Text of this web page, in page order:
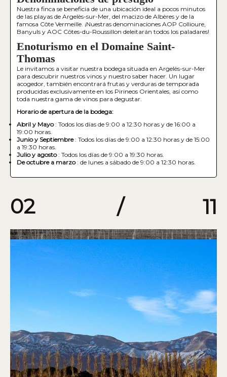
Nuestra finca se beneficia de una ubicación ideal a pocos minutos
de las playas de Argelès-sur-Mer, del macizo de Albères y de la
famosa Côte Vermeille. ¡Nuestras denominaciones AOP Collioure,
Banyuls y AOC Côtes-du-Roussillon deleitarán todos los paladares!
Enoturismo en el Domaine Saint-
Thomas
Le invitamos a visitar nuestra bodega situada en Argelès-sur-Mer
para descubrir nuestros vinos y nuestro saber hacer. Un lugar
acogedor, también encontrará frutas y verduras de temporada
producidas exclusivamente en los Pirineos Orientales, así como
toda nuestra gama de vinos para degustar.
Horario de apertura de la bodega:
Abril y Mayo: Todos los días de 9:00 a 12:30 horas y de 16:00 a
19:00 horas.
Junio y Septiembre: Todos los días de 9:00 a 12:30 horas y de 15:00
a 19:30 horas.
Julio y agosto: Todos los días de 9:00 a 19:30 horas.
De octubre a marzo: de lunes a sábado de 9:00 a 12:30 horas.
02 / 11